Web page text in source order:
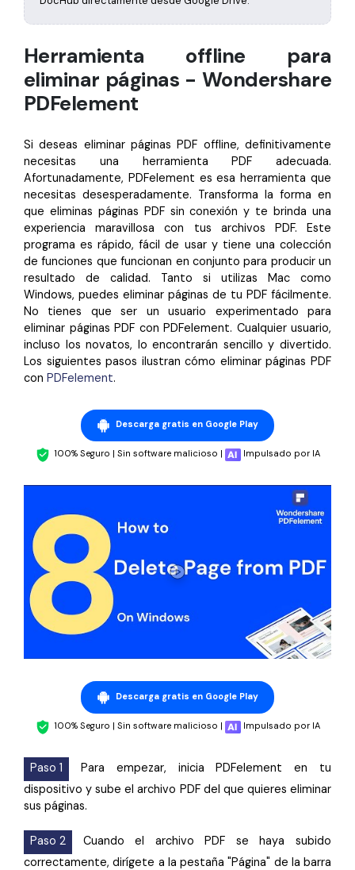
Herramienta offline para
eliminar páginas - Wondershare
PDFelement
Si deseas eliminar páginas PDF offline, definitivamente
necesitas una herramienta PDF adecuada.
Afortunadamente, PDFelement es esa herramienta que
necesitas desesperadamente. Transforma la forma en
que eliminas páginas PDF sin conexión y te brinda una
experiencia maravillosa con tus archivos PDF. Este
programa es rápido, fácil de usar y tiene una colección
de funciones que funcionan en conjunto para producir un
resultado de calidad. Tanto si utilizas Mac como
Windows, puedes eliminar páginas de tu PDF fácilmente.
No tienes que ser un usuario experimentado para
eliminar páginas PDF con PDFelement. Cualquier usuario,
incluso los novatos, lo encontrarán sencillo y divertido.
Los siguientes pasos ilustran cómo eliminar páginas PDF
con PDFelement.
Descarga gratis en Google Play
100% Seguro | Sin software malicioso | Impulsado por IA
Descarga gratis en Google Play
100% Seguro | Sin software malicioso | Impulsado por IA
Paso 1
Para empezar, inicia PDFelement en tu
dispositivo y sube el archivo PDF del que quieres eliminar
sus páginas.
Paso 2
Cuando el archivo PDF se haya subido
correctamente, dirígete a la pestaña "Página" de la barra